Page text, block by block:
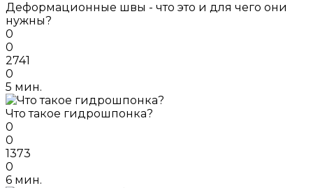
Деформационные швы - что это и для чего они
нужны?
0
0
2741
0
5 мин.
Что такое гидрошпонка?
0
0
1373
0
6 мин.